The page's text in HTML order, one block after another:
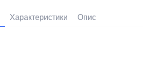
Характеристики Опис